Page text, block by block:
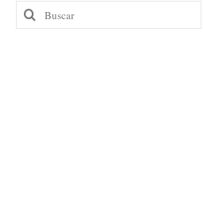
Buscar
por: